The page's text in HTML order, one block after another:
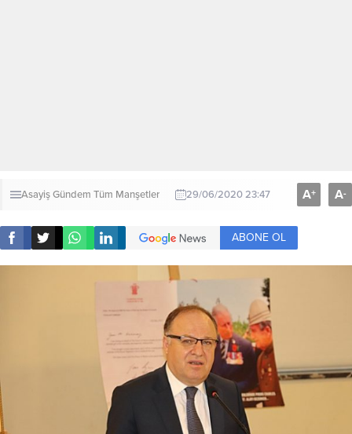
AsayişGündem Tüm Manşetler 29/06/2020 23:47 A+ A-
ABONE OL